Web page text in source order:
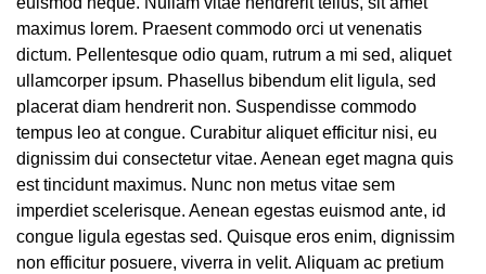
maximus lorem. Praesent commodo orci ut venenatis
dictum. Pellentesque odio quam, rutrum a mi sed, aliquet
ullamcorper ipsum. Phasellus bibendum elit ligula, sed
placerat diam hendrerit non. Suspendisse commodo
tempus leo at congue. Curabitur aliquet efficitur nisi, eu
dignissim dui consectetur vitae. Aenean eget magna quis
est tincidunt maximus. Nunc non metus vitae sem
imperdiet scelerisque. Aenean egestas euismod ante, id
congue ligula egestas sed. Quisque eros enim, dignissim
non efficitur posuere, viverra in velit. Aliquam ac pretium